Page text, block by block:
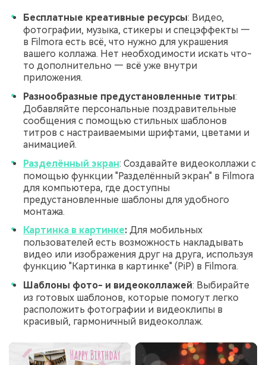
Бесплатные креативные ресурсы: Видео,
фотографии, музыка, стикеры и спецэффекты —
в Filmora есть всё, что нужно для украшения
вашего коллажа. Нет необходимости искать что-
то дополнительно — всё уже внутри
приложения.
Разнообразные предустановленные титры:
Добавляйте персональные поздравительные
сообщения с помощью стильных шаблонов
титров с настраиваемыми шрифтами, цветами и
анимацией.
Разделённый экран: Создавайте видеоколлажи с
помощью функции "Разделённый экран" в Filmora
для компьютера, где доступны
предустановленные шаблоны для удобного
монтажа.
Картинка в картинке: Для мобильных
пользователей есть возможность накладывать
видео или изображения друг на друга, используя
функцию "Картинка в картинке" (PiP) в Filmora.
Шаблоны фото- и видеоколлажей: Выбирайте
из готовых шаблонов, которые помогут легко
расположить фотографии и видеоклипы в
красивый, гармоничный видеоколлаж.